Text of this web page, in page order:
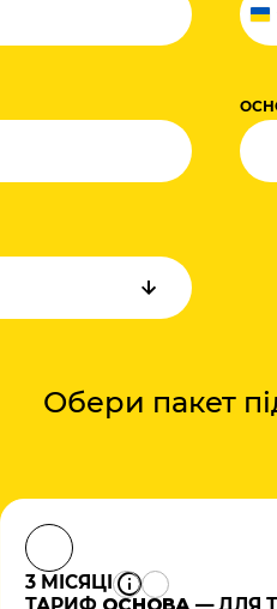
Обери пакет
3 МІСЯЦІ